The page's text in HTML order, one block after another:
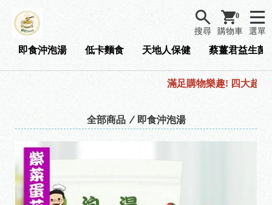
0
購物車
搜尋 選單
即食沖泡湯 低卡麵食 天地人保健 蔡薑君益生菌
滿足購物樂趣! 四大超商
全部商品 即食沖泡湯